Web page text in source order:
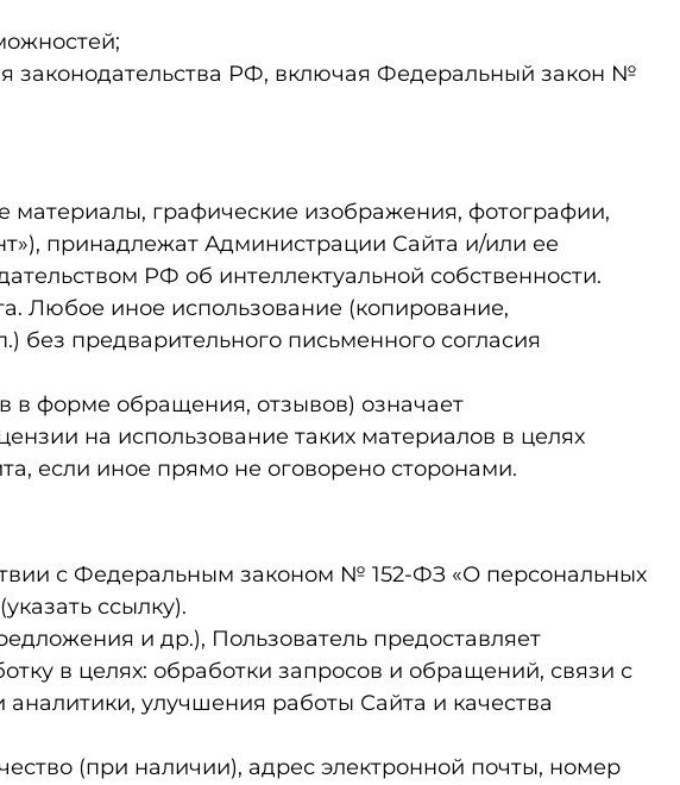
законодательства РФ, включая Федеральный закон №
материалы, графические изображения, фотографии,
принадлежат Администрации Сайта и/или ее
РФ об интеллектуальной собственности.
Любое иное использование (копирование,
без предварительного письменного согласия
в форме обращения, отзывов) означает
на использование таких материалов в целях
если иное прямо не оговорено сторонами.
с Федеральным законом № 152‑ФЗ «О персональных
ссылку).
и др.), Пользователь предоставляет
в целях: обработки запросов и обращений, связи с
улучшения работы Сайта и качества
(при наличии), адрес электронной почты, номер